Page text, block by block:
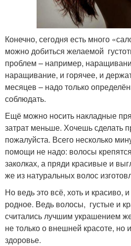
Конечно, сегодня есть много
можно добиться желаемой
проблем – например,
наращивание, и горячее, и
месяцев – надо только
соблюдать.
Ещё можно носить накладные
затрат меньше. Хочешь сделать
пожалуйста. Всего несколько
помощи не надо: волосы
заколках, а пряди красивые и
же из натуральных волос
Но ведь это всё, хоть и красиво,
родное. Ведь волосы, густые и
считались лучшим украшением
не только о внешней красоте, но
здоровье.